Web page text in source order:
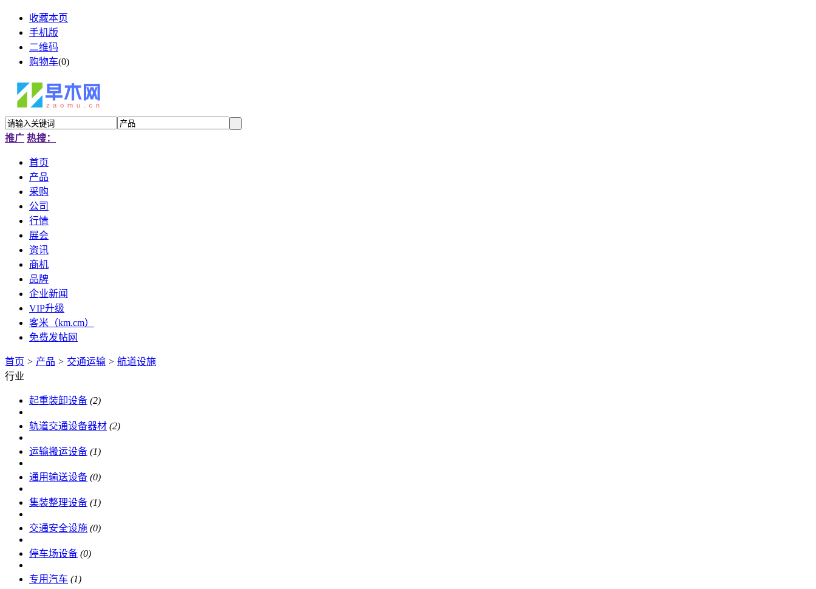
收藏本页
手机版
二维码
购物车(0)
推广 热搜：
首页
产品
采购
公司
行情
展会
资讯
商机
品牌
企业新闻
VIP升级
客米（km.cm）
免费发帖网
首页 > 产品 > 交通运输 > 航道设施
行业
起重装卸设备 (2)
轨道交通设备器材 (2)
运输搬运设备 (1)
通用输送设备 (0)
集装整理设备 (1)
交通安全设施 (0)
停车场设备 (0)
专用汽车 (1)